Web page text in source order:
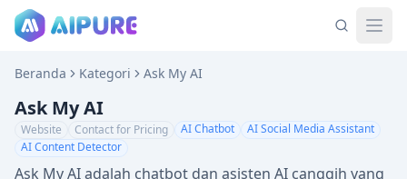
Beranda Kategori Ask My AI
Ask My AI
Website Contact for Pricing AI Chatbot
AI Social Media Assistant
AI Content Detector
Ask My AI adalah chatbot dan asisten AI canggih yang